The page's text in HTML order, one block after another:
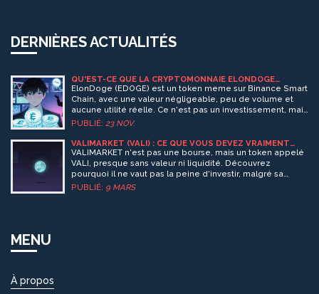
DERNIÈRES ACTUALITÉS
QU'EST-CE QUE LA CRYPTOMONNAIE ELONDOGE
(EDOGE) ?
ElonDoge (EDOGE) est un token meme sur Binance Smart
Chain, avec une valeur négligeable, peu de volume et
aucune utilité réelle. Ce n'est pas un investissement, mais
un exemple de spéculation extrême dans les
PUBLIÉ: 23 NOV.
VALIMARKET (VALI) : CE QUE VOUS DEVEZ VRAIMENT
SAVOIR SUR CETTE CRYPTOMONNAIE SOUVENT MAL
COMPRISE
VALIMARKET n'est pas une bourse, mais un token appelé
VALI, presque sans valeur ni liquidité. Découvrez
pourquoi il ne vaut pas la peine d'investir, malgré sa
présence sur KuCoin.
PUBLIÉ: 9 MARS
MENU
À propos